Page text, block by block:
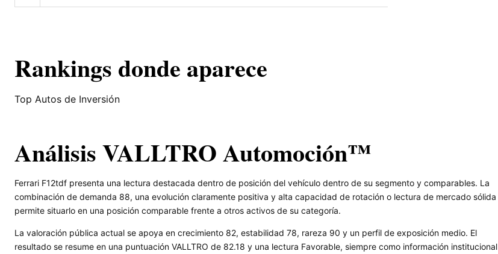
Rankings donde aparece
Top Autos de Inversión
Análisis VALLTRO Automoción™
Ferrari F12tdf presenta una lectura destacada dentro de posición del vehículo dentro de su segmento y comparables. La
combinación de demanda 88, una evolución claramente positiva y alta capacidad de rotación o lectura de mercado sólida
permite situarlo en una posición comparable frente a otros activos de su categoría.
La valoración pública actual se apoya en crecimiento 82, estabilidad 78, rareza 90 y un perfil de exposición medio. El
resultado se resume en una puntuación VALLTRO de 82.18 y una lectura Favorable, siempre como información institucional